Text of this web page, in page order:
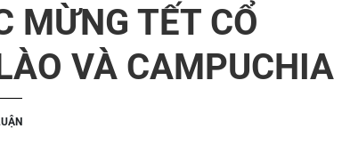
MỪNG TẾT CỔ
VÀ CAMPUCHIA